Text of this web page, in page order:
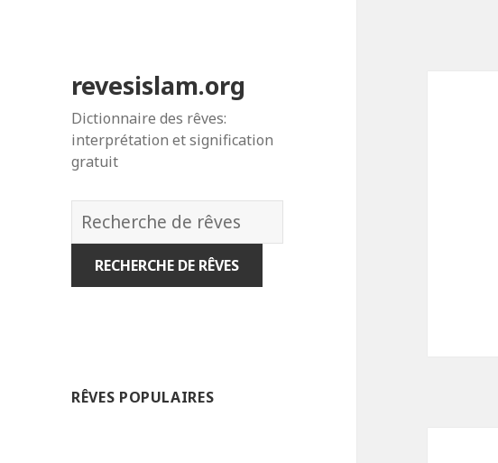
revesislam.org
Dictionnaire des rêves:
interprétation et signification
gratuit
Dictionnaire
des
rêves:
RÊVES POPULAIRES